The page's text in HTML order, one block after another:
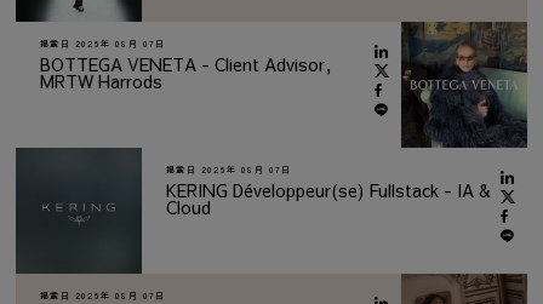
掲載日 2026年 08月 07日
BOTTEGA VENETA - Client Advisor,
MRTW Harrods
掲載日 2026年 08月 07日
KERING Développeur(se) Fullstack - IA &
Cloud
掲載日 2026年 08月 07日